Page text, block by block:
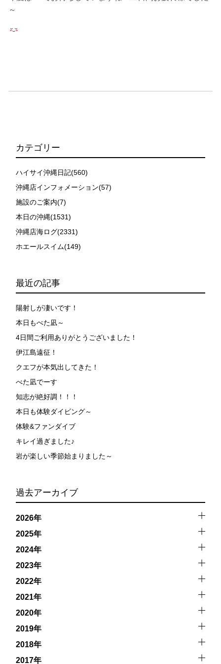
～
カテゴリー
ハイサイ沖縄日記(560)
沖縄店インフォメーション(57)
施設のご案内(7)
本日の沖縄(1531)
沖縄店海ログ(2331)
ホエールスイム(149)
最近の記事
陽射しが凄いです！
本日もべた凪～
4日間ご利用ありがとうございました！
伊江島遠征！
クエフが本気出してきた！
べた凪でーす
知志が絶好調！！！
本日も体験ダイビング～
体験&ファンダイブ
キレイ過ぎました♪
岩が楽しい季節始まりました～
過去アーカイブ
2026年
2025年
2024年
2023年
2022年
2021年
2020年
2019年
2018年
2017年